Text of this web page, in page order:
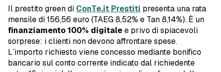
Il prestito green di ConTe.it Prestiti presenta una rata
mensile di 156,56 euro (TAEG 8,52% e Tan 8,14%). È un
finanziamento 100% digitalee privo di spiacevoli
sorprese: i clienti non devono affrontare spese.
L’importo richiesto viene concesso mediante bonifico
bancario sul conto corrente indicato dal richiedente